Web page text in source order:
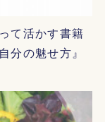
て活かす書籍
分の魅せ方』